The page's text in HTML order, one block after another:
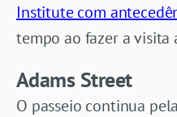
Institute com
tempo ao fazer a visita
Adams Street
O passeio continua